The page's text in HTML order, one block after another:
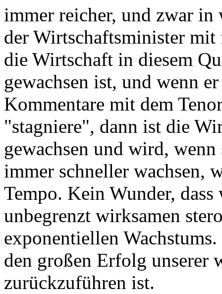
immer reicher, und zwar in
der Wirtschaftsminister
die Wirtschaft in diesem
gewachsen ist, und wenn
Kommentare mit dem
"stagniere", dann ist die
gewachsen und wird,
immer schneller wachsen,
Tempo. Kein Wunder,
unbegrenzt wirksamen
exponentiellen
den großen Erfolg unserer
zurückzuführen ist.